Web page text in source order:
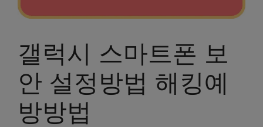
갤럭시 스마트폰 보
안 설정방법 해킹예
방방법